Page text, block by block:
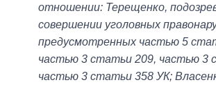
отношении: Терещенко,
совершении уголовных
предусмотренных частью 5
частью 3 статьи 209, частью 3
частью 3 статьи 358 УК;